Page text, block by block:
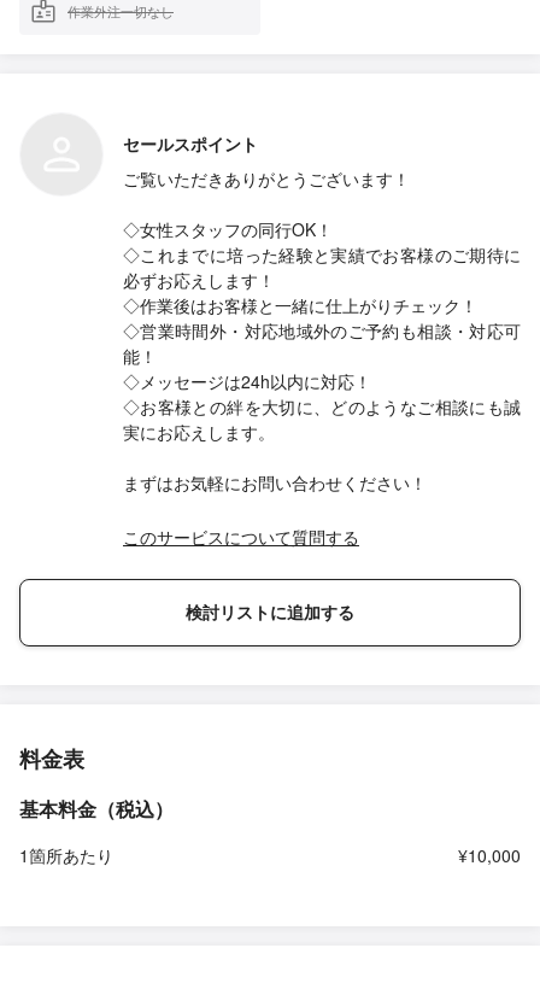
作業外注一切なし
セールスポイント
ご覧いただきありがとうございます！
◇女性スタッフの同行OK！
◇これまでに培った経験と実績でお客様のご期待に
必ずお応えします！
◇作業後はお客様と一緒に仕上がりチェック！
◇営業時間外・対応地域外のご予約も相談・対応可
能！
◇メッセージは24h以内に対応！
◇お客様との絆を大切に、どのようなご相談にも誠
実にお応えします。
まずはお気軽にお問い合わせください！
このサービスについて質問する
検討リストに追加する
料金表
基本料金（税込）
1箇所あたり ¥10,000